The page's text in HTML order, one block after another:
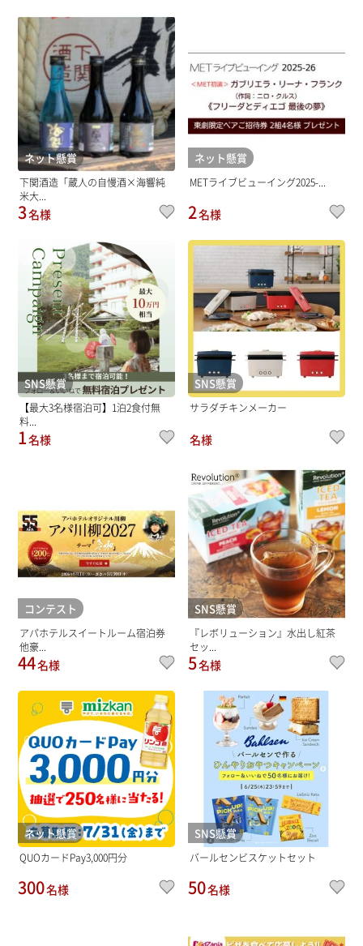
ネット懸賞
下関酒造「蔵人の自慢酒×海響純
米大...
3名様
ネット懸賞
METライブビューイング2025-...
2名様
SNS懸賞
【最大3名様宿泊可】1泊2食付無
料...
1名様
SNS懸賞
サラダチキンメーカー
名様
コンテスト
アパホテルスイートルーム宿泊券
他豪...
44名様
SNS懸賞
『レボリューション』水出し紅茶
セッ...
5名様
ネット懸賞
QUOカードPay3,000円分
300名様
SNS懸賞
バールセンビスケットセット
50名様